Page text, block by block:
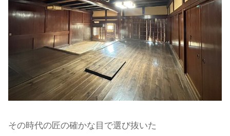
その時代の匠の確かな目で選び抜いた